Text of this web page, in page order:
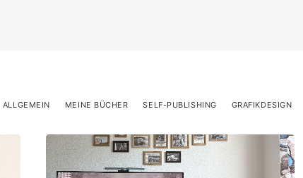
ALLGEMEIN MEINE BÜCHER SELF-PUBLISHING GRAFIKDESIGN